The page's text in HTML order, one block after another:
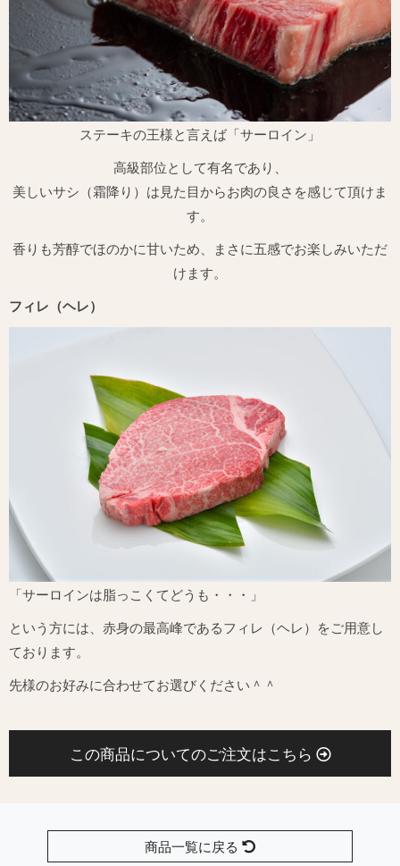
ステーキの王様と言えば「サーロイン」
高級部位として有名であり、
美しいサシ（霜降り）は見た目からお肉の良さを感じて頂けま
す。
香りも芳醇でほのかに甘いため、まさに五感でお楽しみいただ
けます。
フィレ（ヘレ）
「サーロインは脂っこくてどうも・・・」
という方には、赤身の最高峰であるフィレ（ヘレ）をご用意し
ております。
先様のお好みに合わせてお選びください＾＾
この商品についてのご注文はこちら
商品一覧に戻る